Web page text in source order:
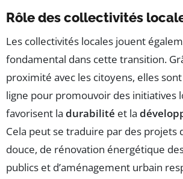
Rôle des collectivités
Les collectivités locales jouent
fondamental dans cette transition.
proximité avec les citoyens, elles
ligne pour promouvoir des initiatives
favorisent la durabilité et la
Cela peut se traduire par des projets
douce, de rénovation énergétique
publics et d’aménagement urbain